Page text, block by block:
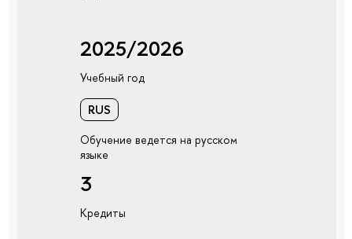
2025/2026
Учебный год
RUS
Обучение ведется на русском
языке
3
Кредиты